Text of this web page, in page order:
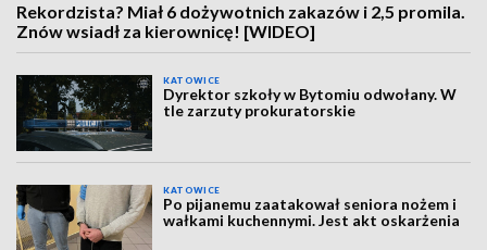
Rekordzista? Miał 6 dożywotnich zakazów i 2,5 promila.
Znów wsiadł za kierownicę! [WIDEO]
KATOWICE
Dyrektor szkoły w Bytomiu odwołany. W
tle zarzuty prokuratorskie
KATOWICE
Po pijanemu zaatakował seniora nożem i
wałkami kuchennymi. Jest akt oskarżenia